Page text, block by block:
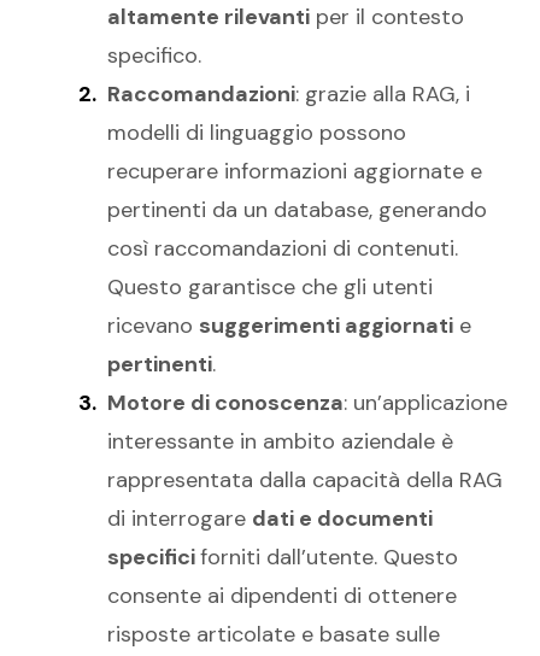
altamente rilevanti per il contesto
specifico.
Raccomandazioni: grazie alla RAG, i
modelli di linguaggio possono
recuperare informazioni aggiornate e
pertinenti da un database, generando
così raccomandazioni di contenuti.
Questo garantisce che gli utenti
ricevano suggerimenti aggiornati e
pertinenti.
Motore di conoscenza: un’applicazione
interessante in ambito aziendale è
rappresentata dalla capacità della RAG
di interrogare dati e documenti
specificiforniti dall’utente. Questo
consente ai dipendenti di ottenere
risposte articolate e basate sulle